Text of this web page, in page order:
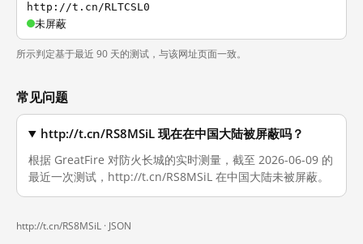
http://t.cn/RLTCSL0
未屏蔽
所示判定基于最近 90 天的测试，与该网址页面一致。
常见问题
http://t.cn/RS8MSiL 现在在中国大陆被屏蔽吗？
根据 GreatFire 对防火长城的实时测量，截至 2026-06-09 的
最近一次测试，http://t.cn/RS8MSiL 在中国大陆未被屏蔽。
http://t.cn/RS8MSiL · JSON